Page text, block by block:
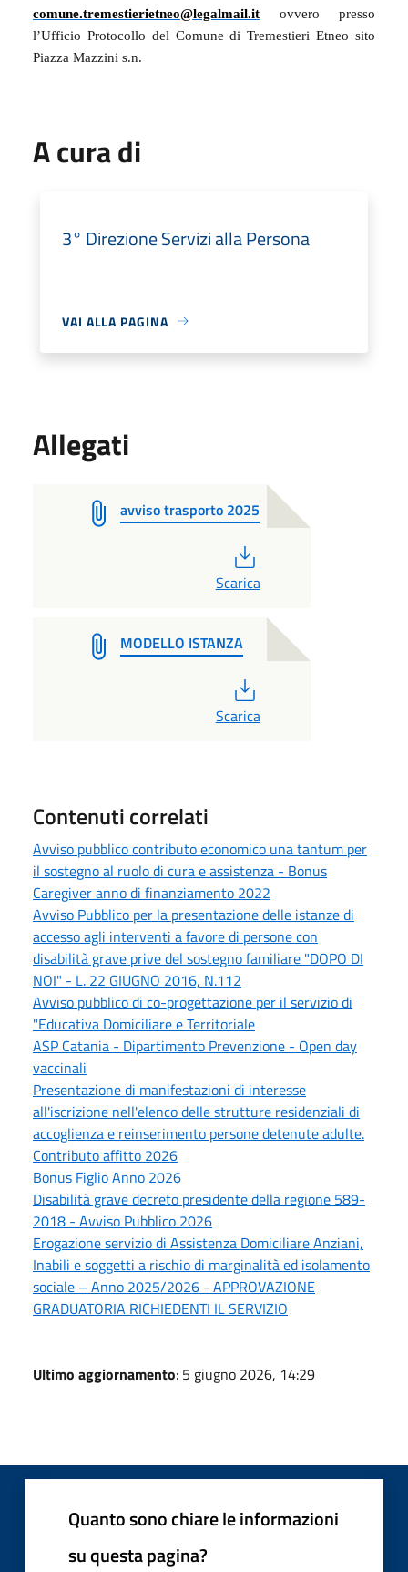
comune.tremestierietneo@legalmail.it ovvero presso
l’Ufficio Protocollo del Comune di Tremestieri Etneo sito
Piazza Mazzini s.n.
A cura di
3° Direzione Servizi alla Persona
VAI ALLA PAGINA
Allegati
avviso trasporto 2025
Scarica
MODELLO ISTANZA
Scarica
Contenuti correlati
Avviso pubblico contributo economico una tantum per
il sostegno al ruolo di cura e assistenza - Bonus
Caregiver anno di finanziamento 2022
Avviso Pubblico per la presentazione delle istanze di
accesso agli interventi a favore di persone con
disabilità grave prive del sostegno familiare "DOPO DI
NOI" - L. 22 GIUGNO 2016, N.112
Avviso pubblico di co-progettazione per il servizio di
"Educativa Domiciliare e Territoriale
ASP Catania - Dipartimento Prevenzione - Open day
vaccinali
Presentazione di manifestazioni di interesse
all'iscrizione nell'elenco delle strutture residenziali di
accoglienza e reinserimento persone detenute adulte.
Contributo affitto 2026
Bonus Figlio Anno 2026
Disabilità grave decreto presidente della regione 589-
2018 - Avviso Pubblico 2026
Erogazione servizio di Assistenza Domiciliare Anziani,
Inabili e soggetti a rischio di marginalità ed isolamento
sociale – Anno 2025/2026 - APPROVAZIONE
GRADUATORIA RICHIEDENTI IL SERVIZIO
Ultimo aggiornamento: 5 giugno 2026, 14:29
Quanto sono chiare le informazioni
su questa pagina?